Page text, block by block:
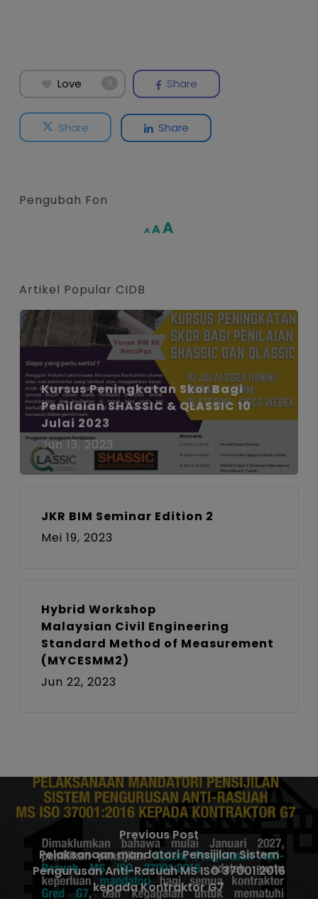
Love 9 Share
Share Share
Pengubah Fon
A Decrease
AReset
AIncrease
Artikel Popular CIDB
Kursus Peningkatan Skor Bagi
Penilaian SHASSIC & QLASSIC 10
Julai 2023
Jun 13, 2023
JKR BIM Seminar Edition 2
Mei 19, 2023
Hybrid Workshop
Malaysian Civil Engineering
Standard Method of Measurement
(MYCESMM2)
Jun 22, 2023
Previous Post
Pelaksanaan mandatori Pensijilan Sistem
Pengurusan Anti-Rasuah MS ISO 37001:2016
kepada Kontraktor G7